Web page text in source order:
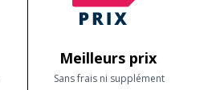
Meilleurs prix
Sans frais ni supplément